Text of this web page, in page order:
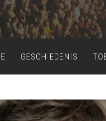
GESCHIEDENIS